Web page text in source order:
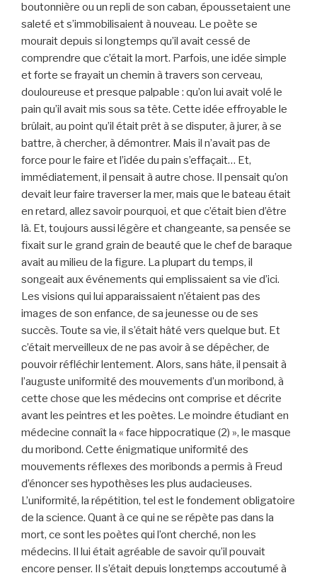
boutonnière ou un repli de son caban, époussetaient une
saleté et s’immobilisaient à nouveau. Le poète se
mourait depuis si longtemps qu’il avait cessé de
comprendre que c’était la mort. Parfois, une idée simple
et forte se frayait un chemin à travers son cerveau,
douloureuse et presque palpable : qu’on lui avait volé le
pain qu’il avait mis sous sa tête. Cette idée effroyable le
brûlait, au point qu’il était prêt à se disputer, à jurer, à se
battre, à chercher, à démontrer. Mais il n’avait pas de
force pour le faire et l’idée du pain s’effaçait… Et,
immédiatement, il pensait à autre chose. Il pensait qu’on
devait leur faire traverser la mer, mais que le bateau était
en retard, allez savoir pourquoi, et que c’était bien d’être
là. Et, toujours aussi légère et changeante, sa pensée se
fixait sur le grand grain de beauté que le chef de baraque
avait au milieu de la figure. La plupart du temps, il
songeait aux événements qui emplissaient sa vie d’ici.
Les visions qui lui apparaissaient n’étaient pas des
images de son enfance, de sa jeunesse ou de ses
succès. Toute sa vie, il s’était hâté vers quelque but. Et
c’était merveilleux de ne pas avoir à se dépêcher, de
pouvoir réfléchir lentement. Alors, sans hâte, il pensait à
l’auguste uniformité des mouvements d’un moribond, à
cette chose que les médecins ont comprise et décrite
avant les peintres et les poètes. Le moindre étudiant en
médecine connaît la « face hippocratique (2) », le masque
du moribond. Cette énigmatique uniformité des
mouvements réflexes des moribonds a permis à Freud
d’énoncer ses hypothèses les plus audacieuses.
L’uniformité, la répétition, tel est le fondement obligatoire
de la science. Quant à ce qui ne se répète pas dans la
mort, ce sont les poètes qui l’ont cherché, non les
médecins. Il lui était agréable de savoir qu’il pouvait
encore penser. Il s’était depuis longtemps accoutumé à